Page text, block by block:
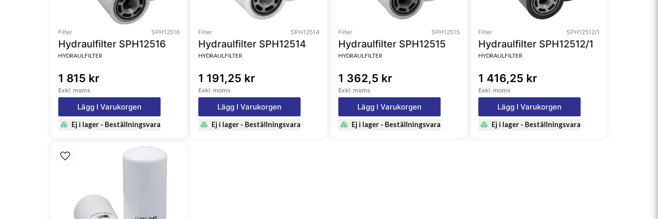
Filter SPH12516
Hydraulfilter SPH12516
HYDRAULFILTER
1 815 kr
Exkl. moms
Lägg I Varukorgen
Ej i lager - Beställningsvara
Filter SPH12514
Hydraulfilter SPH12514
HYDRAULFILTER
1 191,25 kr
Exkl. moms
Lägg I Varukorgen
Ej i lager - Beställningsvara
Filter SPH12515
Hydraulfilter SPH12515
HYDRAULFILTER
1 362,5 kr
Exkl. moms
Lägg I Varukorgen
Ej i lager - Beställningsvara
Filter SPH12512/1
Hydraulfilter SPH12512/1
HYDRAULFILTER
1 416,25 kr
Exkl. moms
Lägg I Varukorgen
Ej i lager - Beställningsvara